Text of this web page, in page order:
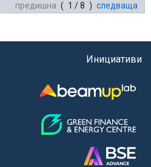
предишна ( 1 / 8 ) следваща
Инициативи